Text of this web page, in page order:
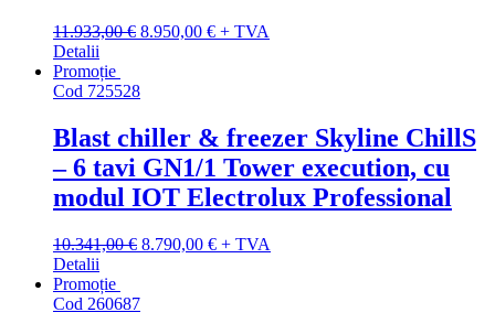
11.933,00€ Prețul
fost:
8.950,00 €Prețul
+ TVA
Detalii
Promoție
Cod 725528
Blast chiller & freezer Skyline ChillS
– 6 tavi GN1/1 Tower execution, cu
modul IOT Electrolux Professional
10.341,00€ Prețul
8.790,00 €Prețul
+ TVA
Detalii
Promoție
Cod 260687